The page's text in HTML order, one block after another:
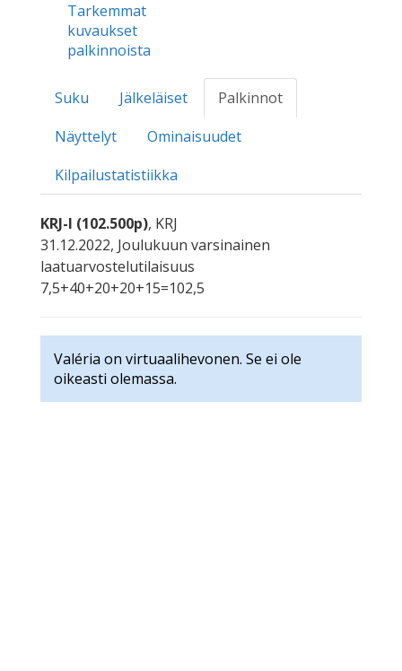
Tarkemmat
kuvaukset
palkinnoista
Suku Jälkeläiset
Palkinnot
Näyttelyt
Ominaisuudet
Kilpailustatistiikka
KRJ-I (102.500p), KRJ
31.12.2022, Joulukuun varsinainen
laatuarvostelutilaisuus
7,5+40+20+20+15=102,5
Valéria on virtuaalihevonen. Se ei ole
oikeasti olemassa.